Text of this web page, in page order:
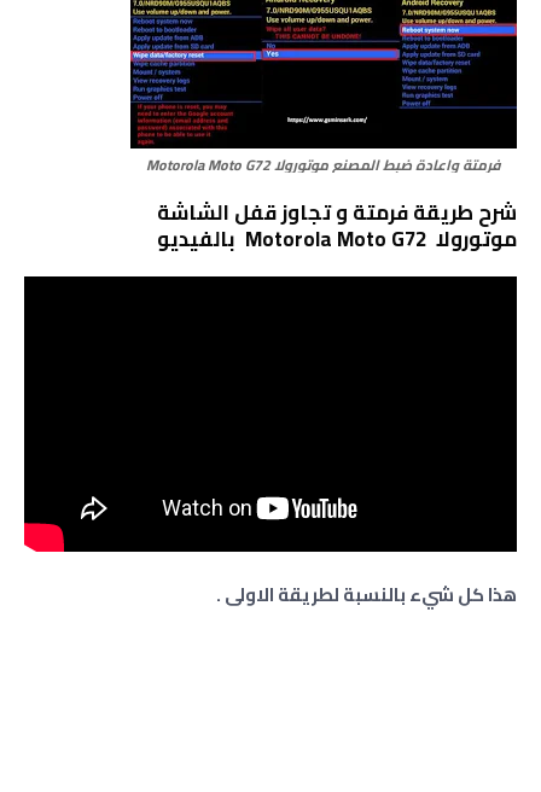
فرمتة واعادة ضبط المصنع موتورولاMotorola Moto G72
شرح طريقة فرمتة و تجاوز قفل الشاشة
موتورولا Motorola Moto G72 بالفيديو
هذا كل شيء بالنسبة لطريقة الاولى .